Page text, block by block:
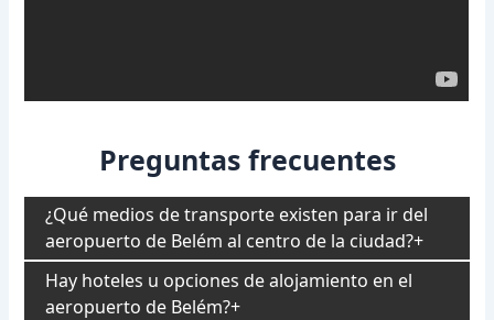
Preguntas frecuentes
¿Qué medios de transporte existen para ir del
aeropuerto de Belém al centro de la ciudad?
Hay hoteles u opciones de alojamiento en el
aeropuerto de Belém?